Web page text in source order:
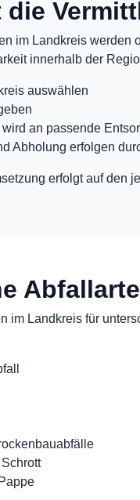
die
im Landkreis werden
innerhalb der
auswählen
wird an passende
Abholung erfolgen
erfolgt auf den
im Landkreis für